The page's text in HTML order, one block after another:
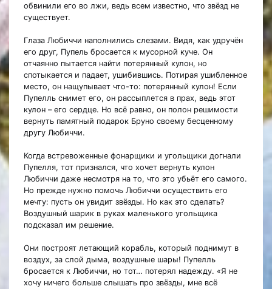
обвинили его во лжи, ведь всем известно, что звёзд не
существует.
Глаза Любиччи наполнились слезами. Видя, как удручён
его друг, Пупель бросается к мусорной куче. Он
отчаянно пытается найти потерянный кулон, но
спотыкается и падает, ушибившись. Потирая ушибленное
место, он нащупывает что-то: потерянный кулон! Если
Пупелль снимет его, он рассыплется в прах, ведь этот
кулон – его сердце. Но всё равно, он полон решимости
вернуть памятный подарок Бруно своему бесценному
другу Любиччи.
Когда встревоженные фонарщики и угольщики догнали
Пупелля, тот признался, что хочет вернуть кулон
Любиччи даже несмотря на то, что это убьёт его самого.
Но прежде нужно помочь Любиччи осуществить его
мечту: пусть он увидит звёзды. Но как это сделать?
Воздушный шарик в руках маленького угольщика
подсказал им решение.
Они построят летающий корабль, который поднимут в
воздух, за слой дыма, воздушные шары! Пупелль
бросается к Любиччи, но тот… потерял надежду. «Я не
хочу ничего больше слышать про звёзды, мне всё